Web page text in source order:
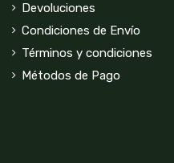
Devoluciones
Condiciones de Envío
Términos y condiciones
Métodos de Pago